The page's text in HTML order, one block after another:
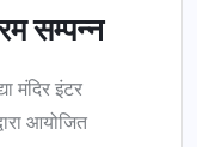
सम्पन्न
मंदिर इंटर
आयोजित